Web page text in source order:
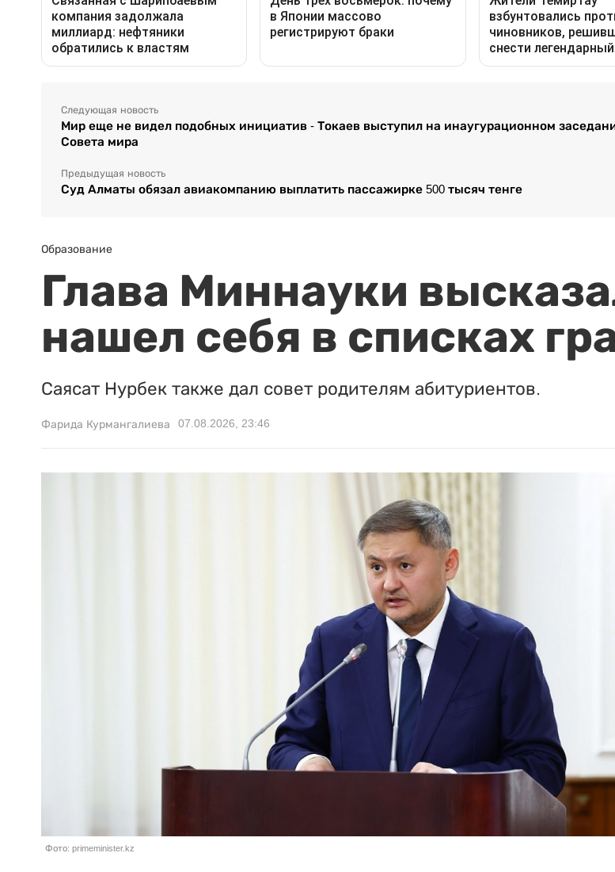
Следующая новость
Мир еще не видел подобных инициатив - Токаев выступил на инаугурационном
Совета мира
Предыдущая новость
Суд Алматы обязал авиакомпанию выплатить пассажирке 500 тысяч тенге
Образование
Глава Миннауки
нашел себя в списках
Саясат Нурбек также дал совет родителям абитуриентов.
Фарида Курмангалиева 07.08.2026, 23:46
Фото: primeminister.kz